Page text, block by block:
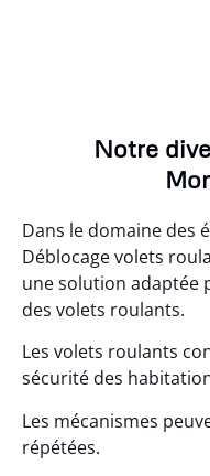
Notre
Dans le domaine des
Déblocage volets
une solution adaptée
des volets roulants.
Les volets roulants
sécurité des
Les mécanismes
répétées.